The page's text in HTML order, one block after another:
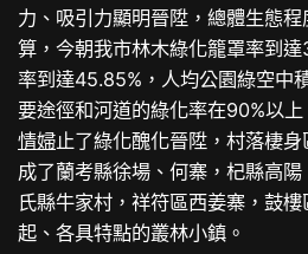
力、吸引力顯明晉陞，總體生態
算，今朝我市林木綠化籠罩率到
率到達45.85%，人均公園綠空中
要途徑和河道的綠化率在90%以
情婦止了綠化醜化晉陞，村落棲
成了蘭考縣徐場、何寨，杞縣高
氏縣牛家村，祥符區西姜寨，鼓
起、各具特點的叢林小鎮。